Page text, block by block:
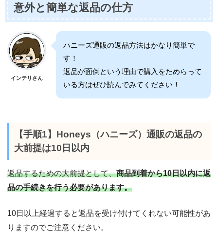
意外と簡単な返品の仕方
インテリさん
ハニーズ通販の返品方法はかなり簡単で
す！
返品が面倒という理由で購入をためらって
いる方はぜひ読んでみてください！
【手順1】Honeys（ハニーズ）通販の返品の
大前提は10日以内
返品するための大前提として、商品到着から10日以内に返
品の手続きを行う必要があります。
10日以上経過すると返品を受け付けてくれない可能性があ
りますのでご注意ください。